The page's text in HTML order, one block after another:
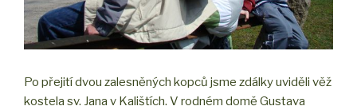
Po přejití dvou zalesněných kopců jsme zdálky uviděli věž
kostela sv. Jana v Kalištích. V rodném domě Gustava